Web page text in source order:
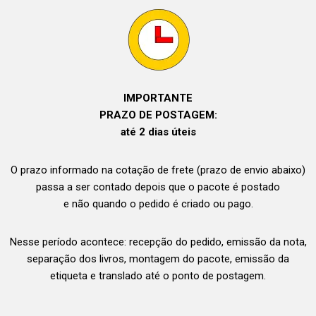
IMPORTANTE
PRAZO DE POSTAGEM:
até 2 dias úteis
O prazo informado na cotação de frete (prazo de envio abaixo)
passa a ser contado depois que o pacote é postado
e não quando o pedido é criado ou pago.
Nesse período acontece: recepção do pedido, emissão da nota,
separação dos livros, montagem do pacote, emissão da
etiqueta e translado até o ponto de postagem.